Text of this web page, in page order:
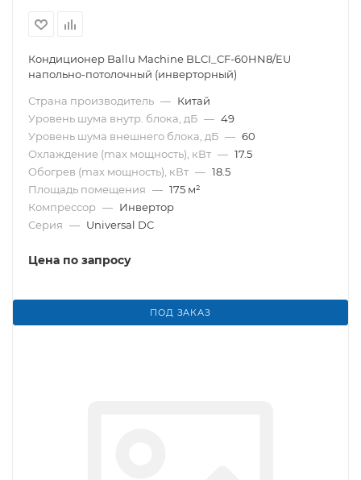
Кондиционер Ballu Machine BLCI_CF-60HN8/EU
напольно-потолочный (инверторный)
Страна производитель — Китай
Уровень шума внутр. блока, дБ — 49
Уровень шума внешнего блока, дБ — 60
Охлаждение (max мощность), кВт — 17.5
Обогрев (max мощность), кВт — 18.5
Площадь помещения — 175 м²
Компрессор — Инвертор
Серия — Universal DC
Цена по запросу
ПОД ЗАКАЗ